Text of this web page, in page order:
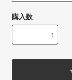
購入数